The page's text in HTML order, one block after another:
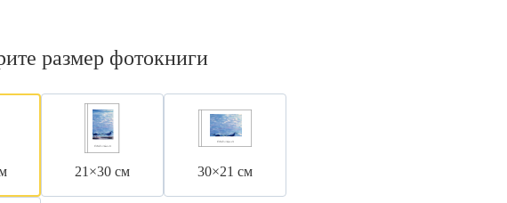
размер фотокниги
21×30 см 30×21 см